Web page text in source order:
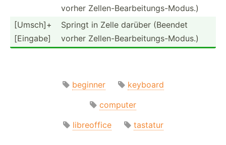
vorher Zellen­-Be­arb­eit­ung­s-M­odus.)
[Umsch­]+
[­Ein­gabe]
Springt in Zelle darüber (Beendet
vorher Zellen­-Be­arb­eit­ung­s-M­odus.)
beginner
keyboard
computer
libreoffice
tastatur